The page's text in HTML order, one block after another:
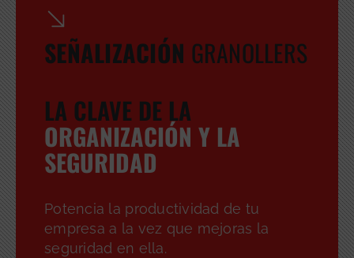
SEÑALIZACIÓN GRANOLLERS
LA CLAVE DE LA
ORGANIZACIÓN Y LA
SEGURIDAD
Potencia la productividad de tu
empresa a la vez que mejoras la
seguridad en ella.
GRATUITA